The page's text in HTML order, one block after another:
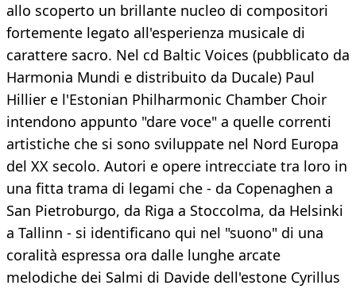
allo scoperto un brillante nucleo di compositori
fortemente legato all'esperienza musicale di
carattere sacro. Nel cd Baltic Voices (pubblicato da
Harmonia Mundi e distribuito da Ducale) Paul
Hillier e l'Estonian Philharmonic Chamber Choir
intendono appunto "dare voce" a quelle correnti
artistiche che si sono sviluppate nel Nord Europa
del XX secolo. Autori e opere intrecciate tra loro in
una fitta trama di legami che - da Copenaghen a
San Pietroburgo, da Riga a Stoccolma, da Helsinki
a Tallinn - si identificano qui nel "suono" di una
coralità espressa ora dalle lunghe arcate
melodiche dei Salmi di Davide dell'estone Cyrillus